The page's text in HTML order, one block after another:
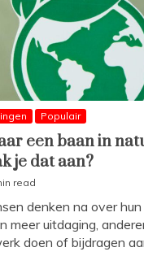
Populair
een baan in
je dat aan?
read
denken na over hun
meer uitdaging,
doen of bijdragen